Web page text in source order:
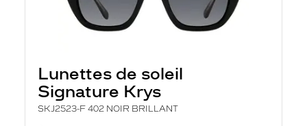
Lunettes de soleil
Signature Krys
SKJ2523-F 402 NOIR BRILLANT